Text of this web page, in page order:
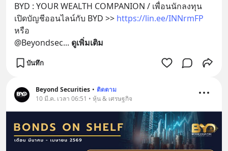
BYD : YOUR WEALTH COMPANION / เพื่อนนักลงทุน
เปิดบัญชีออนไลน์กับ BYD >> https://lin.ee/INNrmFP
หรือ
@Beyondsec... ดูเพิ่มเติม
บันทึก
Beyond Securities • ติดตาม
10 มี.ค. เวลา 06:51 • หุ้น & เศรษฐกิจ